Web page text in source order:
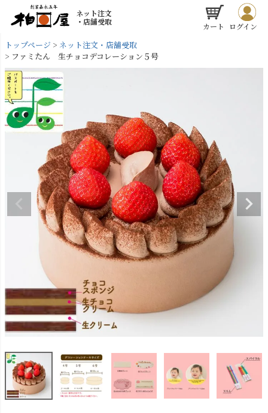
ネット注文
・店舗受取
カート ログイン
トップページ
ネット注文・店舗受取
ファミたん 生チョコデコレーション５号